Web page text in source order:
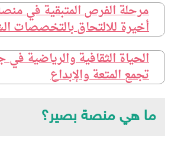
مرحلة الفرص المتبقية في
أخيرة للالتحاق بالتخصصات
الحياة الثقافية والرياضية
تجمع المتعة والإبداع
ما هي منصة بصير؟